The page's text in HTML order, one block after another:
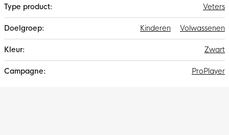
Veters
Volwassenen
Kinderen
Zwart
ProPlayer